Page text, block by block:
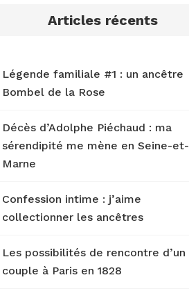
Articles récents
Légende familiale #1 : un ancêtre
Bombel de la Rose
Décès d’Adolphe Piéchaud : ma
sérendipité me mène en Seine-et-
Marne
Confession intime : j’aime
collectionner les ancêtres
Les possibilités de rencontre d’un
couple à Paris en 1828